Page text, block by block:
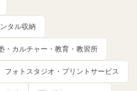
タル収納
・カルチャー・教育・教習所
フォトスタジオ・プリントサービス